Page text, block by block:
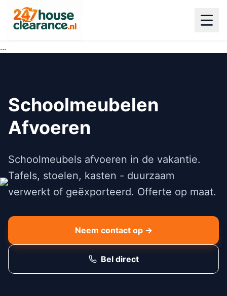
...
Schoolmeubelen
Afvoeren
Schoolmeubels afvoeren in de vakantie.
Tafels, stoelen, kasten - duurzaam
verwerkt of geëxporteerd. Offerte op maat.
Neem contact op →
Bel direct